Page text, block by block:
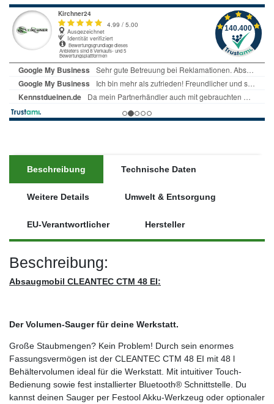
Beschreibung Technische Daten
Weitere Details Umwelt & Entsorgung
EU-Verantwortlicher Hersteller
Beschreibung:
Absaugmobil CLEANTEC CTM 48 EI:
Der Volumen-Sauger für deine Werkstatt.
Große Staubmengen? Kein Problem! Durch sein enormes
Fassungsvermögen ist der CLEANTEC CTM 48 EI mit 48 l
Behältervolumen ideal für die Werkstatt. Mit intuitiver Touch-
Bedienung sowie fest installierter Bluetooth® Schnittstelle. Du
kannst deinen Sauger per Festool Akku-Werkzeug oder optionaler